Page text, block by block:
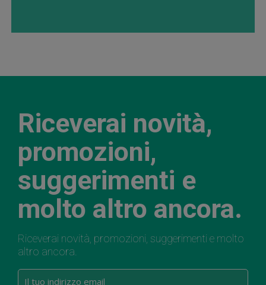
Riceverai novità,
promozioni,
suggerimenti e
molto altro ancora.
Riceverai novità, promozioni, suggerimenti e molto
altro ancora.